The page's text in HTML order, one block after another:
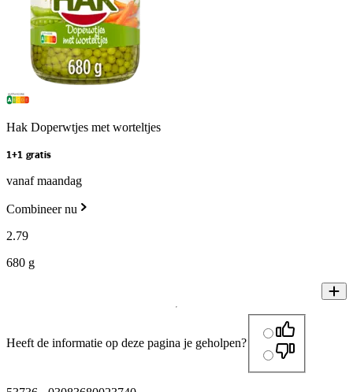
Hak Doperwtjes met worteltjes
1+1 gratis
vanaf maandag
Combineer nu
2.79
680 g
Heeft de informatie op deze pagina je geholpen?